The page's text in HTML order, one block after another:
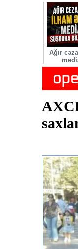
Skip to main content
Ağır